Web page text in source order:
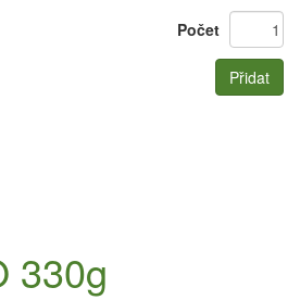
Počet
Přidat
330g